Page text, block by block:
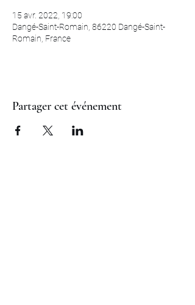
15 avr. 2022, 19:00
Dangé-Saint-Romain, 86220 Dangé-Saint-
Romain, France
Partager cet événement